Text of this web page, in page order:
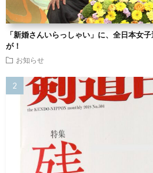
「新婚さんいらっしゃい」に、全日本女
が！
お知らせ